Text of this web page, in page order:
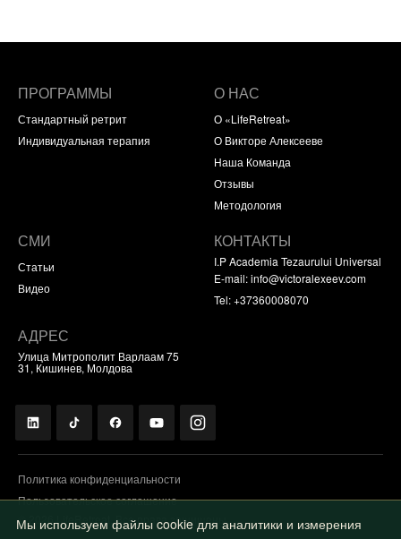
ПРОГРАММЫ
Стандартный ретрит
Индивидуальная терапия
О НАС
О «LifeRetreat»
О Викторе Алексееве
Наша Команда
Отзывы
Методология
СМИ
Статьи
Видео
КОНТАКТЫ
I.P Academia Tezaurului Universal
E-mail:info@victoralexeev.com
Tel: +37360008070
АДРЕС
Улица Митрополит Варлаам 75
31, Кишинев, Молдова
Политика конфиденциальности
Пользовательское соглашение
© 2026 LifeRetreat. Все права защищены.
Мы используем файлы cookie для аналитики и измерения